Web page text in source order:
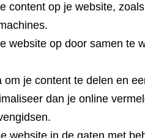
content op je website,
website op door samen te
je content te delen en
dan je online
website in de gaten met